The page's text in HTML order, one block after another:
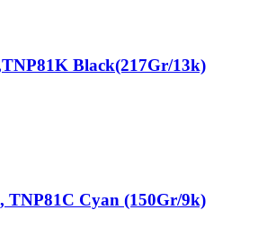
Black(217Gr/13k)
Cyan (150Gr/9k)